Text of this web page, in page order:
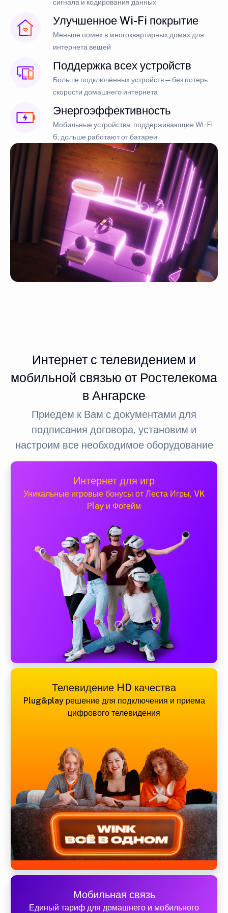
сигнала и кодирования данных
Улучшенное Wi-Fi покрытие
Меньше помех в многоквартирных домах для
интернета вещей
Поддержка всех устройств
Больше подключённых устройств — без потерь
скорости домашнего интернета
Энергоэффективность
Мобильные устройства, поддерживающие Wi-Fi
6, дольше работают от батареи
Интернет с телевидением и
мобильной связью от Ростелекома
в Ангарске
Приедем к Вам с документами для
подписания договора, установим и
настроим все необходимое оборудование
Интернет для игр
Уникальные игровые бонусы от Леста Игры, VK
Play и Фогейм
Телевидение HD качества
Plug&play решение для подключения и приема
цифрового телевидения
Мобильная связь
Единый тариф для домашнего и мобильного